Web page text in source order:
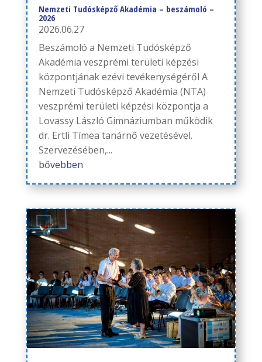
Nemzeti Tudósképző Akadémia – beszámoló –
2026
2026.06.27
Beszámoló a Nemzeti Tudósképző
Akadémia veszprémi területi képzési
központjának ezévi tevékenységéről A
Nemzeti Tudósképző Akadémia (NTA)
veszprémi területi képzési központja a
Lovassy László Gimnáziumban működik
dr. Ertli Tímea tanárnő vezetésével.
Szervezésében,...
bővebben